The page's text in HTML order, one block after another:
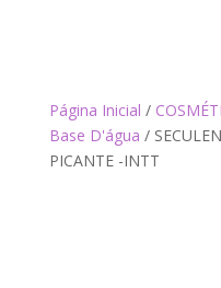
Página Inicial /
Base D'água /
PICANTE -INTT